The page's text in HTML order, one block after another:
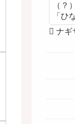
（
「ひ
ナギ